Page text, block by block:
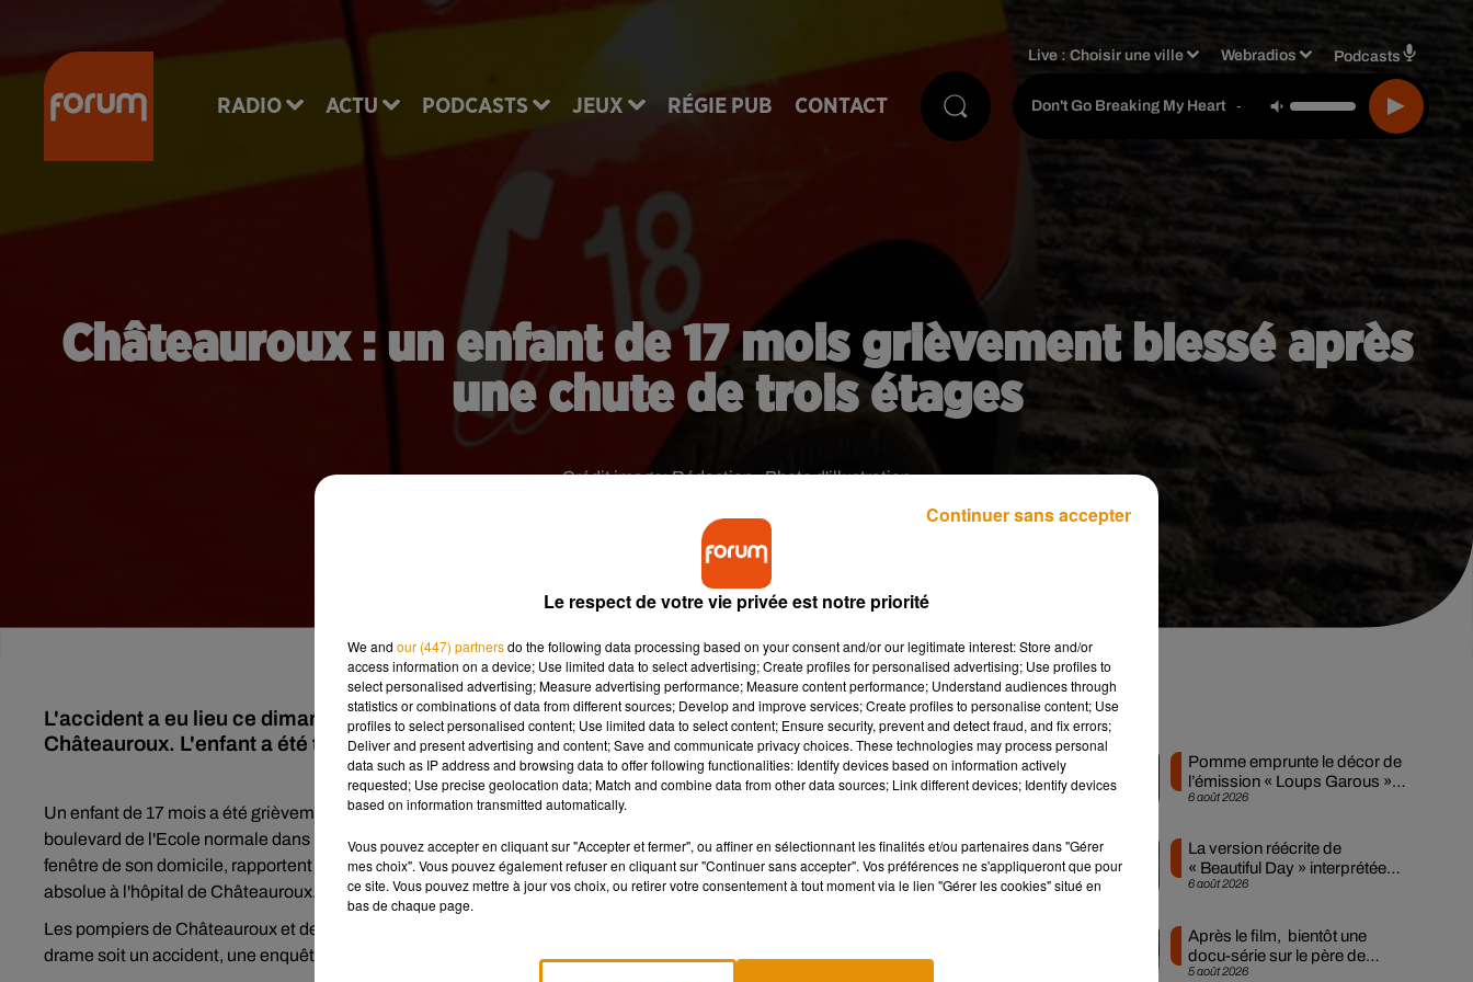
RADIO ACTU PODCASTS JEUX RÉGIE PUB CONTACT
Live :Choisir une ville Webradios Podcasts
Don't Go Breaking My Heart - Elton John & Kiki Dee
Châteauroux : un enfant de 17 mois grièvement blessé après
une chute de trois étages
Crédit image:Rédaction - Photo d'illustration
L'accident a eu lieu ce dimanche 12 septembre au matin, boulevard de l'Ecole normale à
Châteauroux. L'enfant a été transporté en urgence absolue à l'hôpital, une enquête a été ouverte.
Un enfant de 17 mois a été grièvement blessé hier vers 9h du matin après une chute de trois étages d'un immeuble,
boulevard de l'Ecole normale dans le quartier Saint-Christophe à Châteauroux. La jeune victime est tombée depuis une
fenêtre de son domicile, rapportent nos confrèrent dela Nouvelle République.Le garçonnet a été transporté en urgence
absolue à l'hôpital de Châteauroux.
Les pompiers de Châteauroux et de Déols ainsi que le SMUR ont été mobilisés sur cette intervention. Il semblerait que ce
drame soit un accident, une enquête est ouverte pour comprendre ce qu'il s'est passé ce matin-là.
Musique
6 août 2026
Pomme emprunte le décor de
l’émission « Loups Garous »
pour son...
6 août 2026
La version réécrite de
« Beautiful Day » interprétée
lors des...
5 août 2026
Après le film, bientôt une
docu-série sur le père de
Michael Jackson
Le respect de votre vie privée est notre priorité
We and our (447) partnersdo the following data processing based on your consent and/or our legitimate interest: Store and/or
access information on a device; Use limited data to select advertising; Create profiles for personalised advertising; Use profiles to
select personalised advertising; Measure advertising performance; Measure content performance; Understand audiences through
statistics or combinations of data from different sources; Develop and improve services; Create profiles to personalise content; Use
profiles to select personalised content; Use limited data to select content; Ensure security, prevent and detect fraud, and fix errors;
Deliver and present advertising and content; Save and communicate privacy choices. These technologies may process personal
data such as IP address and browsing data to offer following functionalities: Identify devices based on information actively
requested; Use precise geolocation data; Match and combine data from other data sources; Link different devices; Identify devices
based on information transmitted automatically.
Vous pouvez accepter en cliquant sur "Accepter et fermer", ou affiner en sélectionnant les finalités et/ou partenaires dans "Gérer
mes choix". Vous pouvez également refuser en cliquant sur "Continuer sans accepter". Vos préférences ne s'appliqueront que pour
ce site. Vous pouvez mettre à jour vos choix, ou retirer votre consentement à tout moment via le lien "Gérer les cookies" situé en
bas de chaque page.
Continuer sans accepter